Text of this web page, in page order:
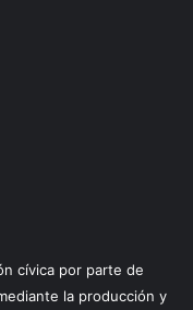
cívica por parte de
la producción y